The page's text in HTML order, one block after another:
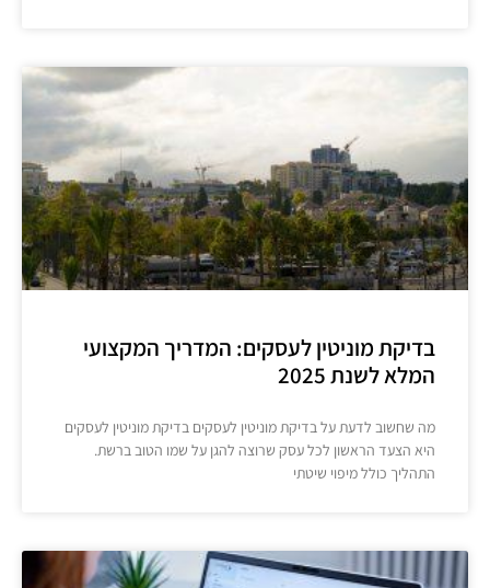
בדיקת מוניטין לעסקים: המדריך המקצועי
המלא לשנת 2025
מה שחשוב לדעת על בדיקת מוניטין לעסקים בדיקת מוניטין לעסקים
היא הצעד הראשון לכל עסק שרוצה להגן על שמו הטוב ברשת.
התהליך כולל מיפוי שיטתי